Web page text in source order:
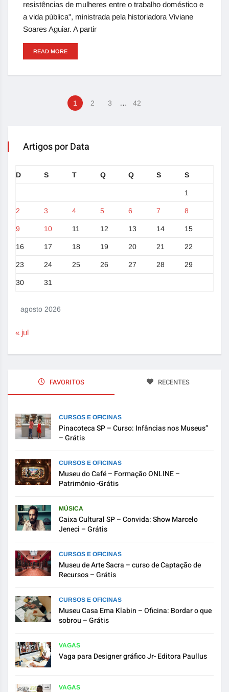
resistências de mulheres entre o trabalho doméstico e
a vida pública", ministrada pela historiadora Viviane
Soares Aguiar. A partir
READ MORE
1 2 3 … 42
Artigos por Data
agosto 2026
D S T Q Q S S
1
2 3 4 5 6 7 8
9 10 11 12 13 14 15
16 17 18 19 20 21 22
23 24 25 26 27 28 29
30 31
« jul
FAVORITOS RECENTES
CURSOS E OFICINAS
Pinacoteca SP – Curso: Infâncias nos Museus”
– Grátis
CURSOS E OFICINAS
Museu do Café – Formação ONLINE –
Patrimônio -Grátis
MÚSICA
Caixa Cultural SP – Convida: Show Marcelo
Jeneci – Grátis
CURSOS E OFICINAS
Museu de Arte Sacra – curso de Captação de
Recursos – Grátis
CURSOS E OFICINAS
Museu Casa Ema Klabin – Oficina: Bordar o que
sobrou – Grátis
VAGAS
Vaga para Designer gráfico Jr- Editora Paullus
VAGAS